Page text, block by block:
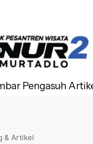
Pengasuh
& Artikel